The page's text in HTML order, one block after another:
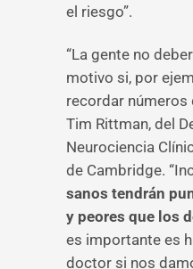
el riesgo”.
“La gente no
motivo si, por
recordar números
Tim Rittman, del
Neurociencia
de Cambridge.
sanos tendrán
y peores que los
es importante es
doctor si nos